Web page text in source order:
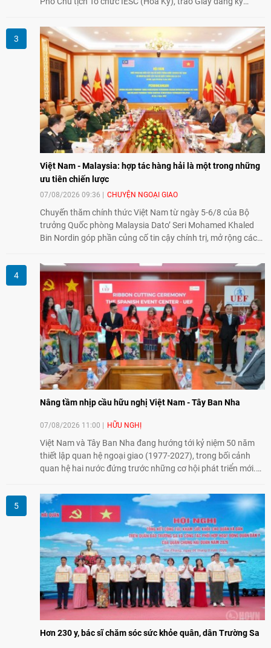
đổi về định hướng triển khai Dự án "Mở rộng Thương mại
Nông nghiệp và An toàn thực phẩm Hoa Kỳ - Việt Nam",
hướng tới thúc đẩy chuyển đổi số, hiện đại hóa nông nghiệp
và mở rộng hợp tác phát triển giữa hai nước.
Việt Nam - Malaysia: hợp tác hàng hải là một trong những
ưu tiên chiến lược
07/08/2026 09:36 CHUYỆN NGOẠI GIAO
Chuyến thăm chính thức Việt Nam từ ngày 5-6/8 của Bộ
trưởng Quốc phòng Malaysia Dato’ Seri Mohamed Khaled
Bin Nordin góp phần củng cố tin cậy chính trị, mở rộng các
Malaysia theo hướng ngày càng thực chất.
Nâng tầm nhịp cầu hữu nghị Việt Nam - Tây Ban Nha
07/08/2026 11:00 HỮU NGHỊ
Việt Nam và Tây Ban Nha đang hướng tới kỷ niệm 50 năm
thiết lập quan hệ ngoại giao (1977-2027), trong bối cảnh
quan hệ hai nước đứng trước những cơ hội phát triển mới.
nhân dân có vai trò quan trọng trong việc củng cố nền tảng
xã hội, tăng cường hiểu biết, tin cậy và gắn bó giữa nhân
dân hai nước.
Hơn 230 y, bác sĩ chăm sóc sức khỏe quân, dân Trường Sa